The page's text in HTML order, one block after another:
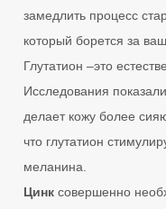
замедлить процесс
который борется за
Глутатион –это
Исследования
делает кожу более
что глутатион
меланина.
Цинк совершенно